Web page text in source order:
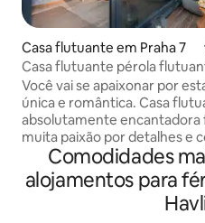
Casa flutuante em Praha 7
Casa flutuante pérola
Praga
Você vai se apaixonar por
única e romântica. Casa
absolutamente encantadora
muita paixão por detalhes e
Você vai experimentar uma
inesquecível e não vai
pode pescar, ou apenas
mundo do rio cheio de
Comodidades
alojamentos para